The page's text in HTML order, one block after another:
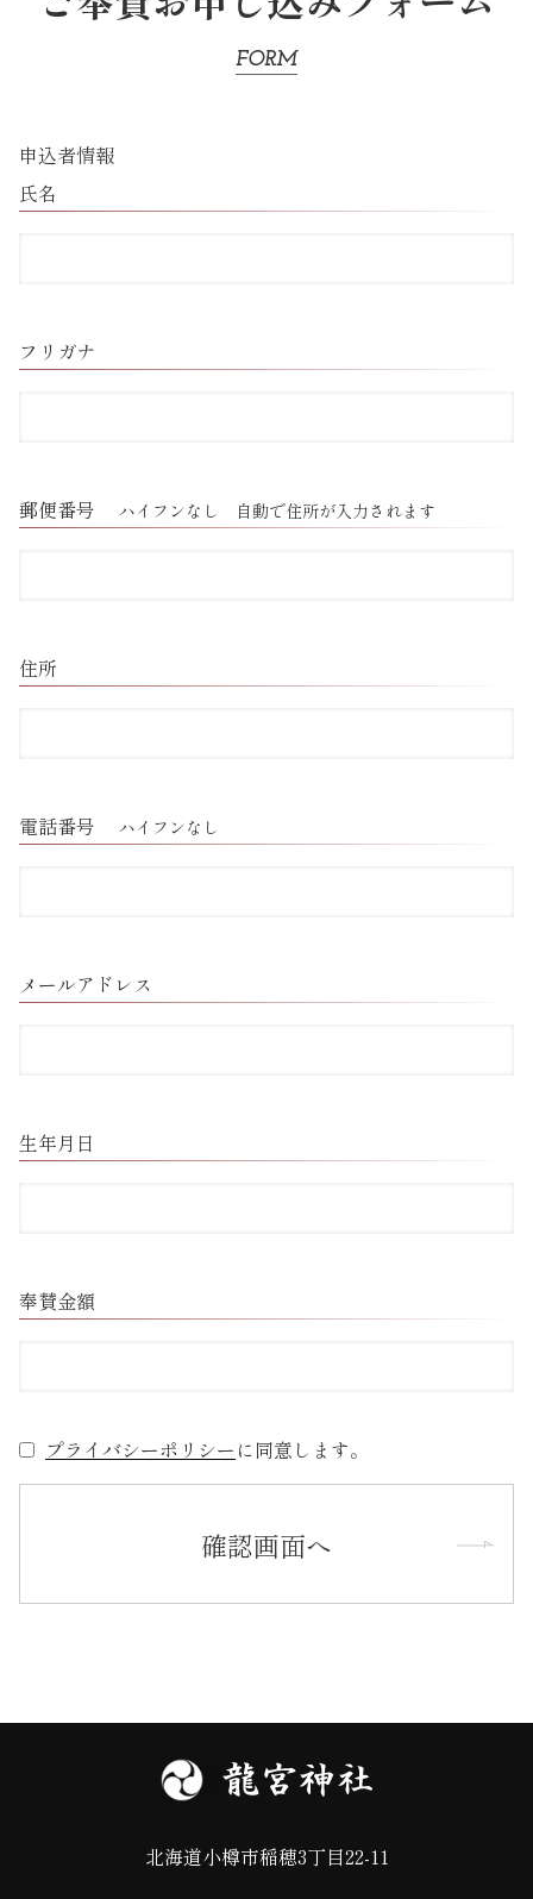
FORM
申込者情報
氏名
フリガナ
郵便番号 ハイフンなし 自動で住所が入力されます
住所
電話番号 ハイフンなし
メールアドレス
生年月日
奉賛金額
プライバシーポリシー に同意します。
北海道小樽市稲穂3丁目22-11